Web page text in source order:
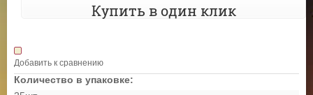
Купить в один клик
Добавить к сравнению
Количество в упаковке: